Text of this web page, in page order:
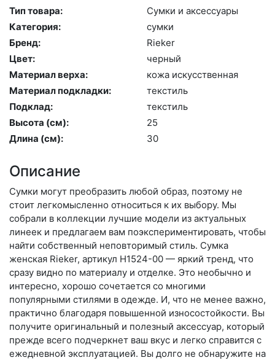
Тип товара:
Сум­ки и ак­сессу­ары
Категория:
сум­ки
Бренд:
Ri­eker
Цвет:
чер­ный
Материал верха:
ко­жа ис­кусс­твен­ная
Материал подкладки:
текс­тиль
Подклад:
текс­тиль
Высота (cм):
25
Длина (см):
30
Описание
Сумки могут преобразить любой образ, поэтому не
стоит легкомысленно относиться к их выбору. Мы
собрали в коллекции лучшие модели из актуальных
линеек и предлагаем вам поэкспериментировать, чтобы
найти собственный неповторимый стиль. Сумка
женская Rieker, артикул H1524-00 — яркий тренд, что
сразу видно по материалу и отделке. Это необычно и
интересно, хорошо сочетается со многими
популярными стилями в одежде. И, что не менее важно,
практично благодаря повышенной износостойкости. Вы
получите оригинальный и полезный аксессуар, который
прежде всего подчеркнет ваш вкус и легко справится с
ежедневной эксплуатацией. Вы долго не обнаружите на